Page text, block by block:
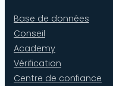
Base de données
Conseil
Academy
Vérification
Centre de confiance